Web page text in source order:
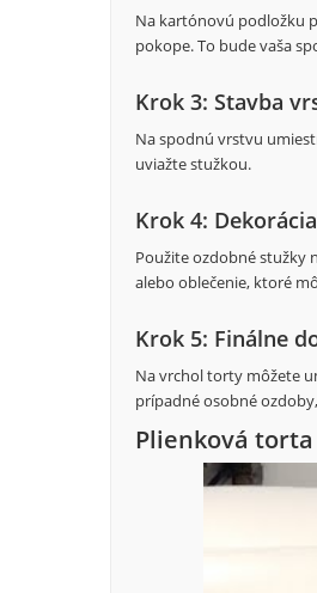
Na kartónovú podložku
pokope. To bude vaša
Krok 3: Stavba
Na spodnú vrstvu
uviažte stužkou.
Krok 4: Dekorácia
Použite ozdobné stužky
alebo oblečenie, ktoré
Krok 5: Finálne
Na vrchol torty môžete
prípadné osobné
Plienková